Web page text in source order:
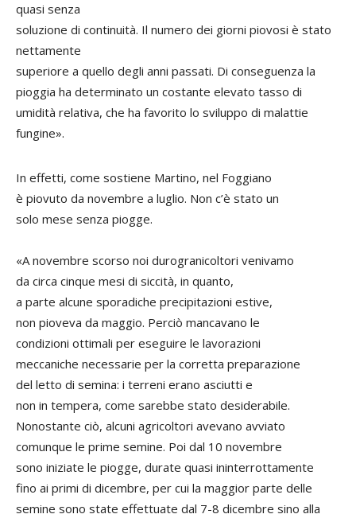
quasi senza
soluzione di continuità. Il numero dei giorni piovosi è stato
nettamente
superiore a quello degli anni passati. Di conseguenza la
pioggia ha determinato un costante elevato tasso di
umidità relativa, che ha favorito lo sviluppo di malattie
fungine».
In effetti, come sostiene Martino, nel Foggiano
è piovuto da novembre a luglio. Non c’è stato un
solo mese senza piogge.
«A novembre scorso noi durogranicoltori venivamo
da circa cinque mesi di siccità, in quanto,
a parte alcune sporadiche precipitazioni estive,
non pioveva da maggio. Perciò mancavano le
condizioni ottimali per eseguire le lavorazioni
meccaniche necessarie per la corretta preparazione
del letto di semina: i terreni erano asciutti e
non in tempera, come sarebbe stato desiderabile.
Nonostante ciò, alcuni agricoltori avevano avviato
comunque le prime semine. Poi dal 10 novembre
sono iniziate le piogge, durate quasi ininterrottamente
fino ai primi di dicembre, per cui la maggior parte delle
semine sono state effettuate dal 7-8 dicembre sino alla